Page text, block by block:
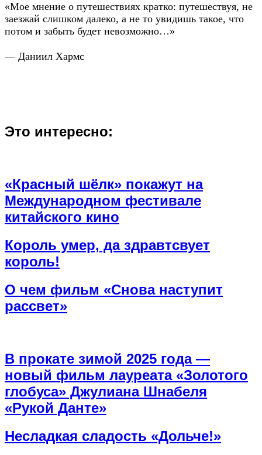
«Мое мнение о путешествиях кратко: путешествуя, не
заезжай слишком далеко, а не то увидишь такое, что
потом и забыть будет невозможно…»
— Даниил Хармс
Это интересно:
«Красный шёлк» покажут на
Международном фестивале
китайского кино
Король умер, да здравтсвует
король!
О чем фильм «Снова наступит
рассвет»
В прокате зимой 2025 года —
новый фильм лауреата «Золотого
глобуса» Джулиана Шнабеля
«Рукой Данте»
Несладкая сладость «Дольче!»